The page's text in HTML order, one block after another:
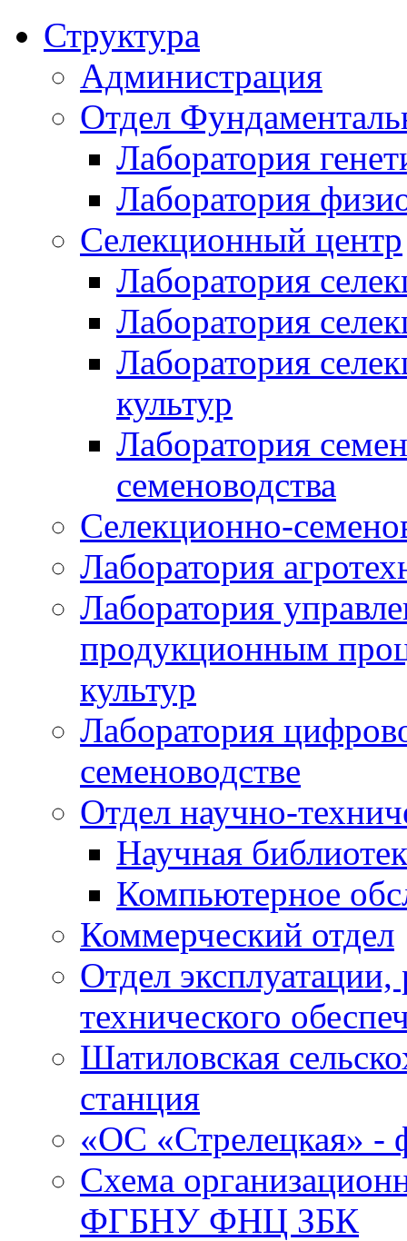
Структура
Администрация
Отдел
Лаборатория
Лаборатория
Селекционный центр
Лаборатория
Лаборатория
Лаборатория
культур
Лаборатория
семеноводства
Селекционно-
Лаборатория
Лаборатория
продукционным
культур
Лаборатория
семеноводстве
Отдел научно-
Научная
Компьютерное
Коммерческий отдел
Отдел
технического
Шатиловская
станция
«ОС «Стрелецкая»
Схема
ФГБНУ ФНЦ ЗБК